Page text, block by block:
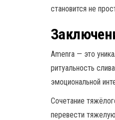
становится не
Amenra — это
ритуальность
эмоциональной
Сочетание
перевести